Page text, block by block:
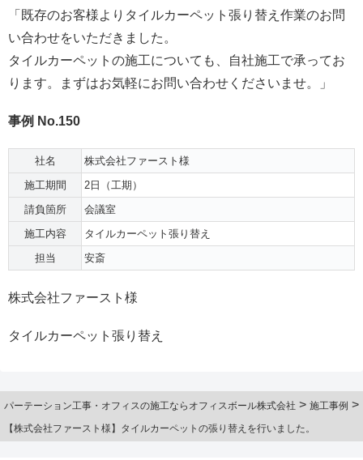
「既存のお客様よりタイルカーペット張り替え作業のお問
い合わせをいただきました。
タイルカーペットの施工についても、自社施工で承ってお
ります。まずはお気軽にお問い合わせくださいませ。」
事例 No.150
社名
株式会社ファースト様
施工期間
2日（工期）
請負箇所
会議室
施工内容
タイルカーペット張り替え
担当
安斎
株式会社ファースト様
タイルカーペット張り替え
パーテーション工事・オフィスの施工ならオフィスボール株式会社 > 施工事例 >
【株式会社ファースト様】タイルカーペットの張り替えを行いました。